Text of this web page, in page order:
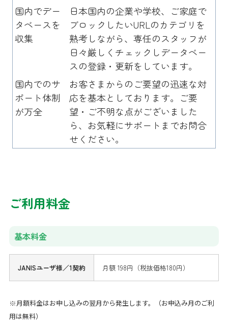
国内でデー
タベースを
収集
日本国内の企業や学校、ご家庭で
ブロックしたいURLのカテゴリを
熟考しながら、専任のスタッフが
日々厳しくチェックしデータベー
スの登録・更新をしています。
国内でのサ
ポート体制
が万全
お客さまからのご要望の迅速な対
応を基本としております。ご要
望・ご不明な点がございました
ら、お気軽にサポートまでお問合
せください。
ご利用料金
基本料金
JANISユーザ様／1契約 月額 198円（税抜価格180円）
※月額料金はお申し込みの翌月から発生します。（お申込み月のご利
用は無料）